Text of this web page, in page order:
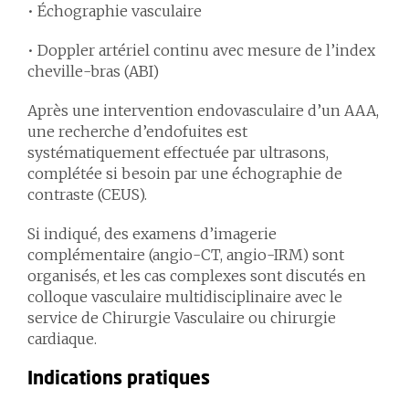
• Échographie vasculaire
• Doppler artériel continu avec mesure de l’index
cheville-bras (ABI)
Après une intervention endovasculaire d’un AAA,
une recherche d’endofuites est
systématiquement effectuée par ultrasons,
complétée si besoin par une échographie de
contraste (CEUS).
Si indiqué, des examens d’imagerie
complémentaire (angio-CT, angio-IRM) sont
organisés, et les cas complexes sont discutés en
colloque vasculaire multidisciplinaire avec le
service de Chirurgie Vasculaire ou chirurgie
cardiaque.
Indications pratiques